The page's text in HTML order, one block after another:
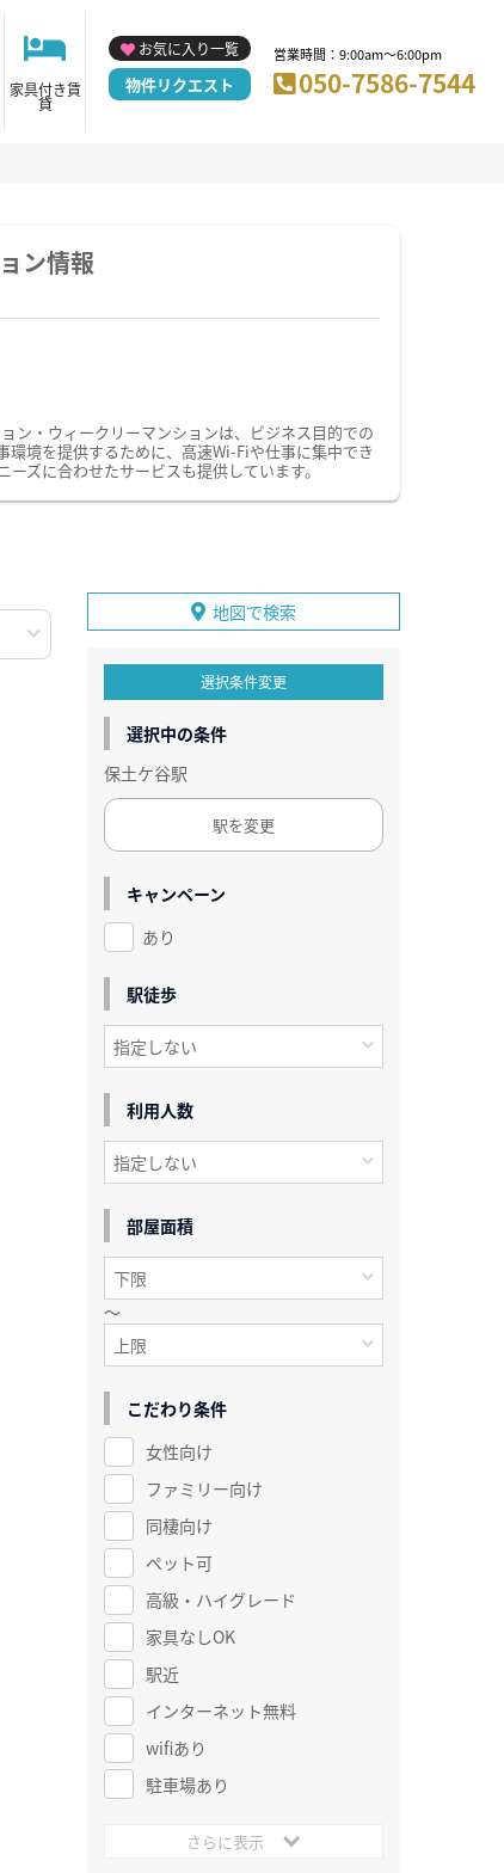
家具付き賃
貸
お気に入り一覧
物件リクエスト
営業時間：9:00am～6:00pm
050-7586-7544
ン情報
ン・ウィークリーマンションは、ビジネス目的での
境を提供するために、高速Wi-Fiや仕事に集中でき
ズに合わせたサービスも提供しています。
地図で検索
選択条件変更
選択中の条件
保土ケ谷駅
駅を変更
キャンペーン
あり
駅徒歩
利用人数
部屋面積
～
こだわり条件
女性向け
ファミリー向け
同棲向け
ペット可
高級・ハイグレード
家具なしOK
駅近
インターネット無料
wifiあり
駐車場あり
さらに表示